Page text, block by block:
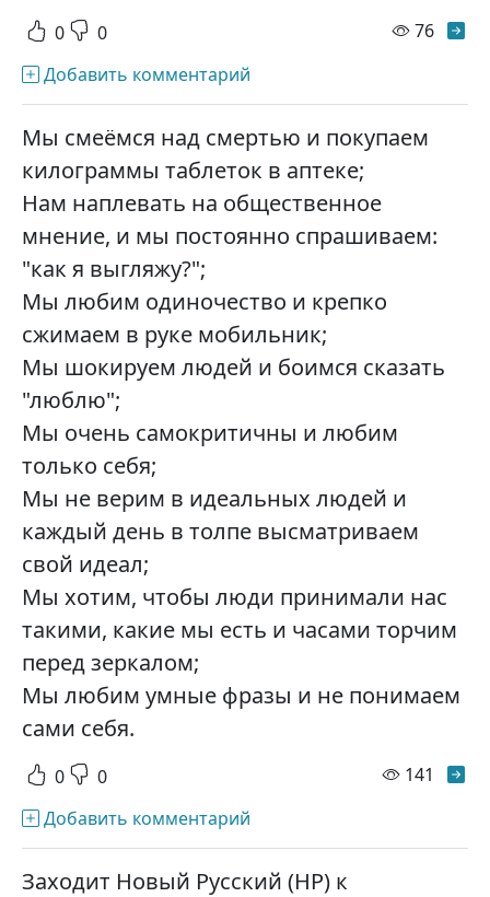
0 0 76
Добавить комментарий
Мы смеёмся над смертью и покупаем
килограммы таблеток в аптеке;
Нам наплевать на общественное
мнение, и мы постоянно спрашиваем:
"как я выгляжу?";
Мы любим одиночество и крепко
сжимаем в руке мобильник;
Мы шокируем людей и боимся сказать
"люблю";
Мы очень самокритичны и любим
только себя;
Мы не верим в идеальных людей и
каждый день в толпе высматриваем
свой идеал;
Мы хотим, чтобы люди принимали нас
такими, какие мы есть и часами торчим
перед зеркалом;
Мы любим умные фразы и не понимаем
сами себя.
0 0 141
Добавить комментарий
Заходит Hовый Русский (HР) к